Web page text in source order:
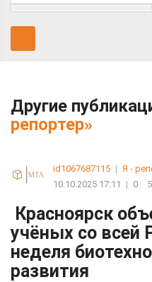
Другие
репортер»
id1067687115 | Я -
10.10.2025 17:11
| 0
Красноярск
учёных со всей
неделя
развития